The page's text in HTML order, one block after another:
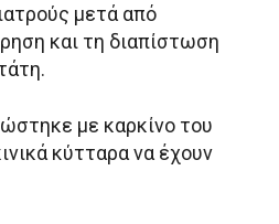
μετά από
και τη διαπίστωση
με καρκίνο του
κύτταρα να έχουν